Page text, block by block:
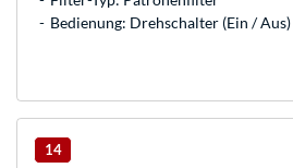
Bedienung: Drehschalter (Ein / Aus)
14